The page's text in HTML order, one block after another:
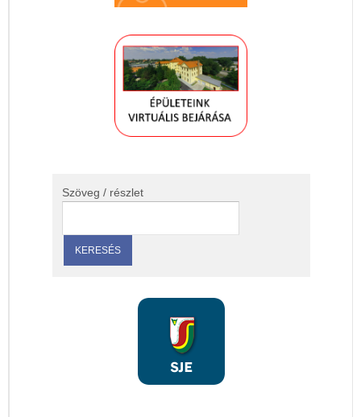
Szöveg / részlet